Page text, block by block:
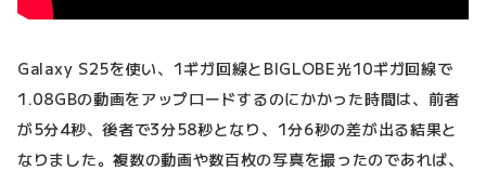
Galaxy S25を使い、1ギガ回線とBIGLOBE光10ギガ回線で
1.08GBの動画をアップロードするのにかかった時間は、前者
が5分4秒、後者で3分58秒となり、1分6秒の差が出る結果と
なりました。複数の動画や数百枚の写真を撮ったのであれば、